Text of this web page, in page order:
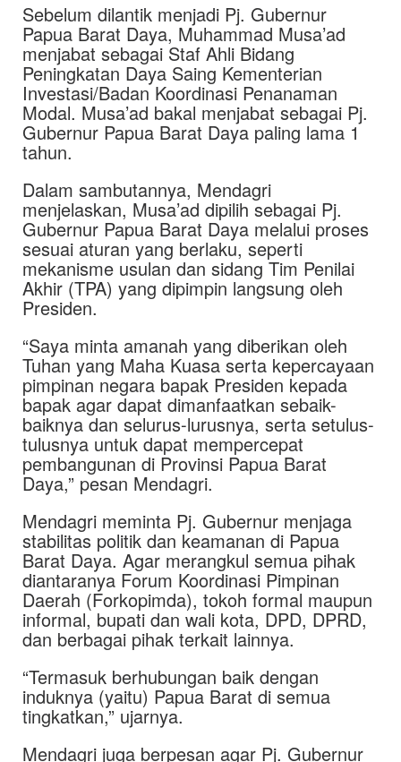
Sebelum dilantik menjadi Pj. Gubernur
Papua Barat Daya, Muhammad Musa’ad
menjabat sebagai Staf Ahli Bidang
Peningkatan Daya Saing Kementerian
Investasi/Badan Koordinasi Penanaman
Modal. Musa’ad bakal menjabat sebagai Pj.
Gubernur Papua Barat Daya paling lama 1
tahun.
Dalam sambutannya, Mendagri
menjelaskan, Musa’ad dipilih sebagai Pj.
Gubernur Papua Barat Daya melalui proses
sesuai aturan yang berlaku, seperti
mekanisme usulan dan sidang Tim Penilai
Akhir (TPA) yang dipimpin langsung oleh
Presiden.
“Saya minta amanah yang diberikan oleh
Tuhan yang Maha Kuasa serta kepercayaan
pimpinan negara bapak Presiden kepada
bapak agar dapat dimanfaatkan sebaik-
baiknya dan selurus-lurusnya, serta setulus-
tulusnya untuk dapat mempercepat
pembangunan di Provinsi Papua Barat
Daya,” pesan Mendagri.
Mendagri meminta Pj. Gubernur menjaga
stabilitas politik dan keamanan di Papua
Barat Daya. Agar merangkul semua pihak
diantaranya Forum Koordinasi Pimpinan
Daerah (Forkopimda), tokoh formal maupun
informal, bupati dan wali kota, DPD, DPRD,
dan berbagai pihak terkait lainnya.
“Termasuk berhubungan baik dengan
induknya (yaitu) Papua Barat di semua
tingkatkan,” ujarnya.
Mendagri juga berpesan agar Pj. Gubernur